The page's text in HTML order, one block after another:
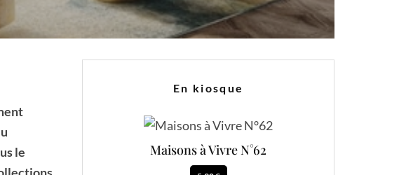
le
En kiosque
Maisons à Vivre N°62